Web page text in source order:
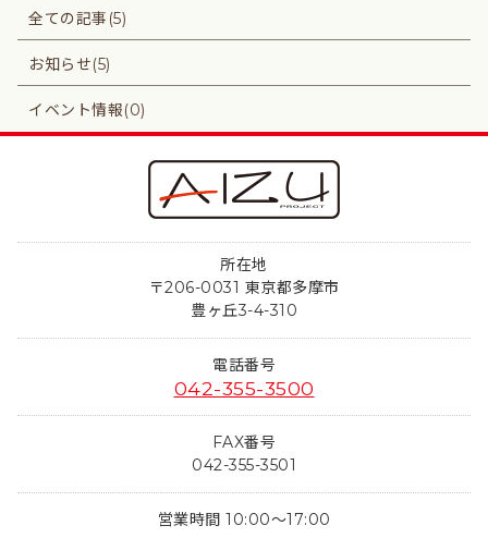
全ての記事(5)
お知らせ(5)
イベント情報(0)
所在地
〒206-0031 東京都多摩市
豊ヶ丘3-4-310
電話番号
042-355-3500
FAX番号
042-355-3501
営業時間 10:00～17:00